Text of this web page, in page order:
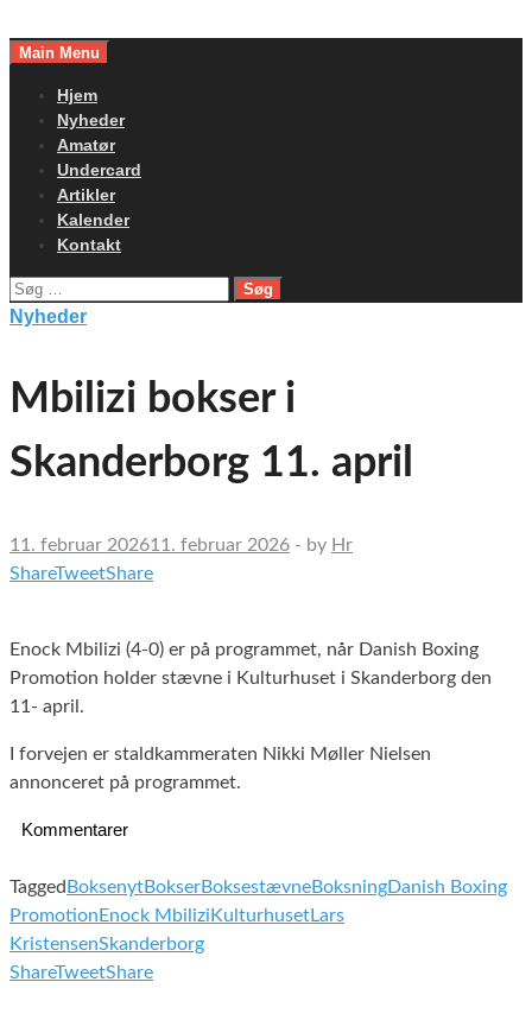
toMain Menu
Hjem
Nyheder
Amatør
Undercard
Artikler
Kalender
Kontakt
Søg
efter:
Nyheder
Mbilizi bokser i
Skanderborg 11. april
11. februar 202611. februar 2026 - by Hr
ShareTweetShare
Enock Mbilizi (4-0) er på programmet, når Danish Boxing
Promotion holder stævne i Kulturhuset i Skanderborg den
11- april.
I forvejen er staldkammeraten Nikki Møller Nielsen
annonceret på programmet.
Kommentarer
Tagged BoksenytBokserBoksestævneBoksningDanish Boxing
Promotion Enock Mbilizi KulturhusetLars
KristensenSkanderborg
ShareTweetShare